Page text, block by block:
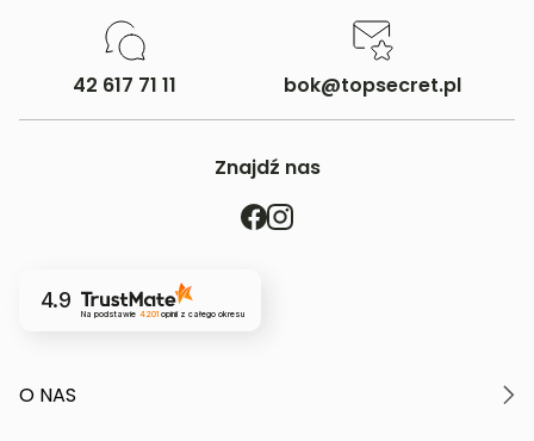
42 617 71 11 bok@topsecret.pl
Znajdź nas
4.9
Na podstawie 4201opinii z całego okresu
O NAS